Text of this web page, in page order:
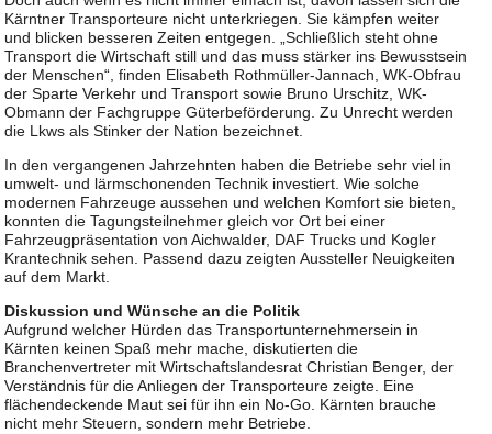
Kärntner Transporteure nicht unterkriegen. Sie kämpfen weiter
und blicken besseren Zeiten entgegen. „Schließlich steht ohne
Transport die Wirtschaft still und das muss stärker ins Bewusstsein
der Menschen“, finden Elisabeth Rothmüller-Jannach, WK-Obfrau
der Sparte Verkehr und Transport sowie Bruno Urschitz, WK-
Obmann der Fachgruppe Güterbeförderung. Zu Unrecht werden
die Lkws als Stinker der Nation bezeichnet.
In den vergangenen Jahrzehnten haben die Betriebe sehr viel in
umwelt- und lärmschonenden Technik investiert. Wie solche
modernen Fahrzeuge aussehen und welchen Komfort sie bieten,
konnten die Tagungsteilnehmer gleich vor Ort bei einer
Fahrzeugpräsentation von Aichwalder, DAF Trucks und Kogler
Krantechnik sehen. Passend dazu zeigten Aussteller Neuigkeiten
auf dem Markt.
Diskussion und Wünsche an die Politik
Aufgrund welcher Hürden das Transportunternehmersein in
Kärnten keinen Spaß mehr mache, diskutierten die
Branchenvertreter mit Wirtschaftslandesrat Christian Benger, der
Verständnis für die Anliegen der Transporteure zeigte. Eine
flächendeckende Maut sei für ihn ein No-Go. Kärnten brauche
nicht mehr Steuern, sondern mehr Betriebe.